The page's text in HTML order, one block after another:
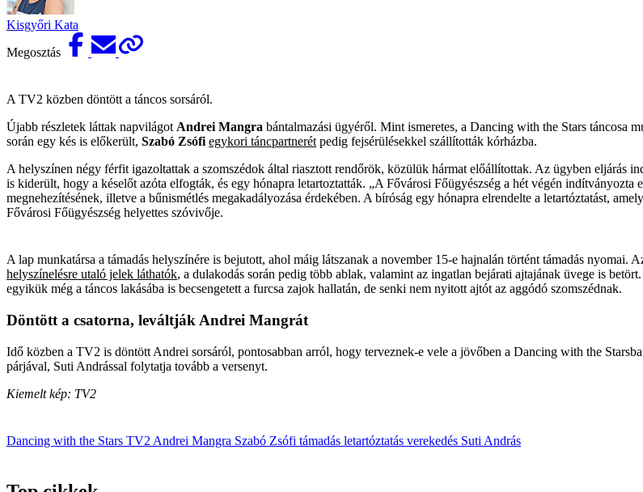
Kisgyőri Kata
Megosztás
A TV2 közben döntött a táncos sorsáról.
Újabb részletek láttak napvilágot Andrei Mangra bántalmazási ügyéről. Mint ismeretes, a Dancing with the Stars táncosa
során egy kés is előkerült, Szabó Zsófi egykori táncpartnerét pedig fejsérülésekkel szállították kórházba.
A helyszínen négy férfit igazoltattak a szomszédok által riasztott rendőrök, közülük hármat előállítottak. Az ügyben eljárás
is kiderült, hogy a késelőt azóta elfogták, és egy hónapra letartoztatták. „A Fővárosi Főügyészség a hét végén indítványozta
megnehezítésének, illetve a bűnismétlés megakadályozása érdekében. A bíróság egy hónapra elrendelte a letartóztatást,
Fővárosi Főügyészség helyettes szóvivője.
A lap munkatársa a támadás helyszínére is bejutott, ahol máig látszanak a november 15-e hajnalán történt támadás nyomai.
helyszínelésre utaló jelek láthatók, a dulakodás során pedig több ablak, valamint az ingatlan bejárati ajtajának üvege is
egyikük még a táncos lakásába is becsengetett a furcsa zajok hallatán, de senki nem nyitott ajtót az aggódó szomszédnak.
Döntött a csatorna, leváltják Andrei Mangrát
Idő közben a TV2 is döntött Andrei sorsáról, pontosabban arról, hogy terveznek-e vele a jövőben a Dancing with the
párjával, Suti Andrással folytatja tovább a versenyt.
Kiemelt kép: TV2
Dancing with the Stars TV2 Andrei Mangra Szabó Zsófi támadás letartóztatás verekedés Suti András